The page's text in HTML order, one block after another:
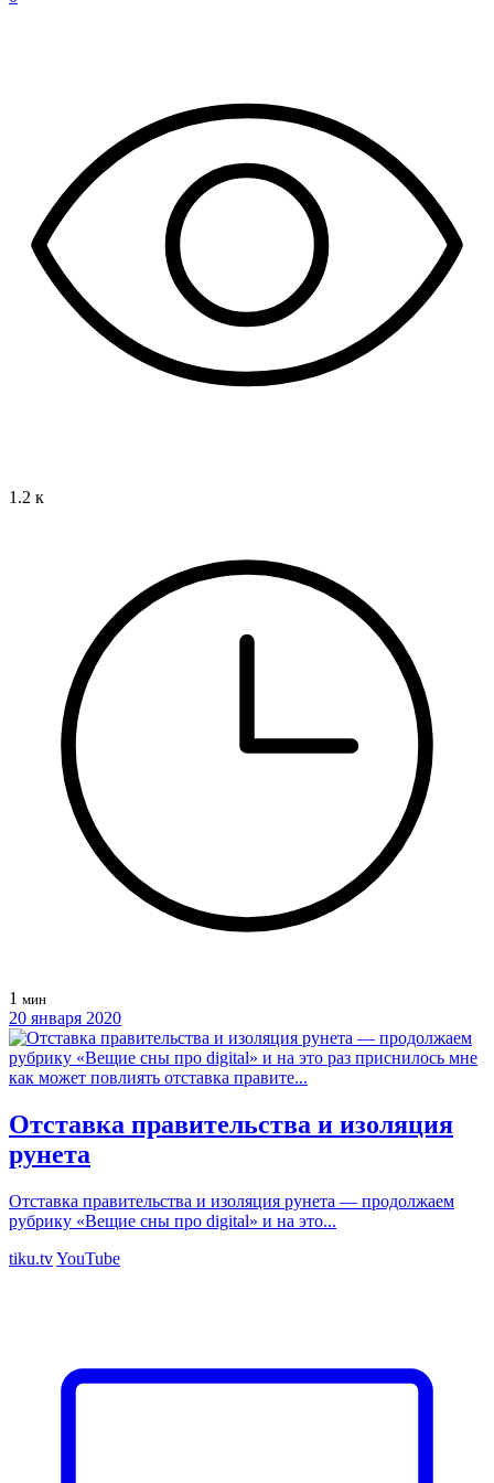
1.2 к
1 мин
20 января 2020
Отставка правительства и изоляция
рунета
Отставка правительства и изоляция рунета — продолжаем
рубрику «Вещие сны про digital» и на это...
tiku.tvYouTube